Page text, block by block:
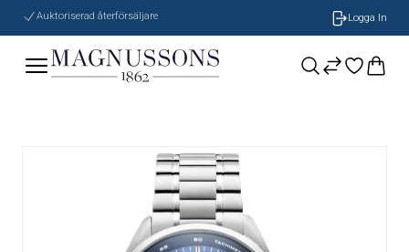
Auktoriserad återförsäljare Logga In